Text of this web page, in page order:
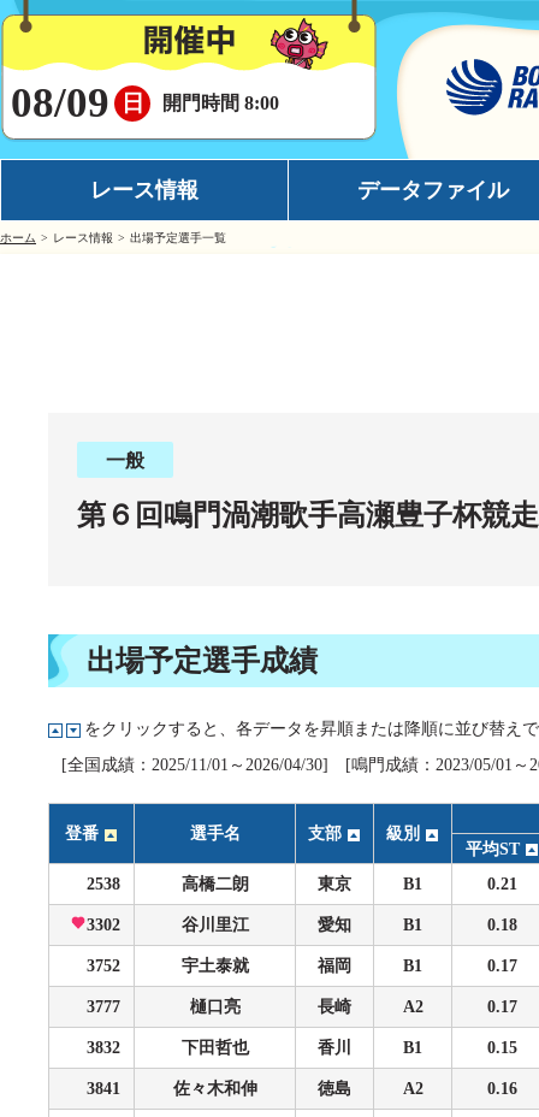
08/09 日 開門時間 8:00
レース情報
出走表・前日予想PDF
データファイル
潮見表
過去の優勝戦レース
徳島支部選手一覧
新人選手紹介
ホーム レース情報 出場予定選手一覧
一般
第６回鳴門渦潮歌手高瀬豊子杯競走
出場予定選手成績
をクリックすると、各データを昇順または降順に並び替え
[全国成績：2025/11/01～2026/04/30] [鳴門成績：2023/05/01～
登番 選手名 支部
級別
平均ST
2538
高橋二朗 東京 B1 0.21
3302 谷川里江 愛知 B1 0.18
3752 宇土泰就 福岡 B1 0.17
3777 樋口亮 長崎 A2 0.17
3832 下田哲也 香川 B1 0.15
3841 佐々木和伸 徳島 A2 0.16